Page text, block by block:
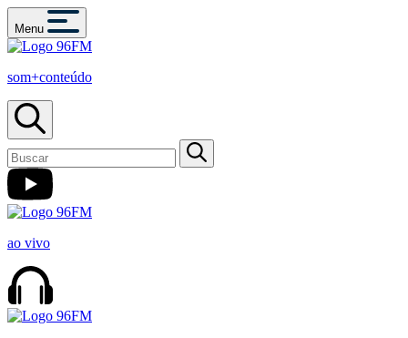
Menu
som+conteúdo
ao vivo